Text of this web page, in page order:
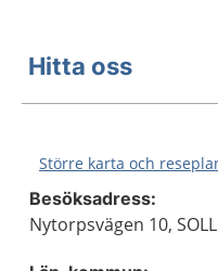
Hitta oss
Större karta och
Besöksadress:
Nytorpsvägen 10,